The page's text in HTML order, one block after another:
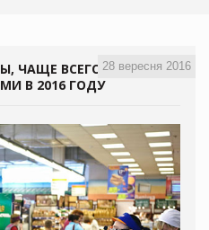
28 вересня 2016
ЧАЩЕ ВСЕГО
В 2016 ГОДУ